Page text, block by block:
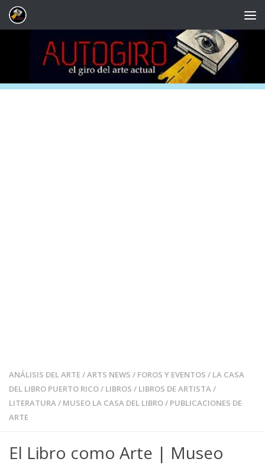
Saltar al contenido
ANÁLISIS DEL ARTE/ARTS NEWS / FOROS Y EVENTOS / LA CASA
DEL LIBRO PUERTO RICO/ LIBROS / LIBROS DE ARTISTA/
LITERATURA/ MUSEO LA CASA DEL LIBRO/ PUBLICACIONES DE
ARTE
El Libro como Arte | Museo